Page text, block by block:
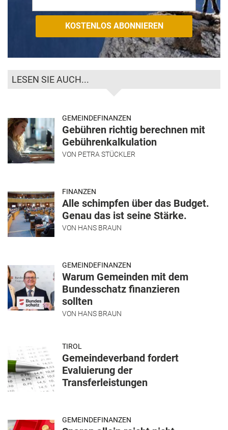
LESEN SIE AUCH...
GEMEINDEFINANZEN
Gebühren richtig berechnen mit
Gebührenkalkulation
VON PETRA STÜCKLER
FINANZEN
Alle schimpfen über das Budget.
Genau das ist seine Stärke.
VON HANS BRAUN
GEMEINDEFINANZEN
Warum Gemeinden mit dem
Bundesschatz finanzieren
sollten
VON HANS BRAUN
TIROL
Gemeindeverband fordert
Evaluierung der
Transferleistungen
GEMEINDEFINANZEN